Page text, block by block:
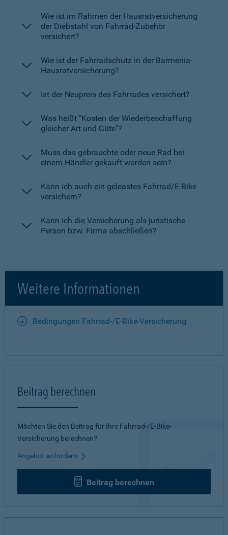
Wie ist im Rahmen der Hausratversicherung
der Diebstahl von Fahrrad-Zubehör
versichert?
Wie ist der Fahrradschutz in der Barmenia-
Hausratversicherung?
Ist der Neupreis des Fahrrades versichert?
Was heißt "Kosten der Wiederbeschaffung
gleicher Art und Güte"?
Muss das gebrauchte oder neue Rad bei
einem Händler gekauft worden sein?
Kann ich auch ein geleastes Fahrrad/E-Bike
versichern?
Kann ich die Versicherung als juristische
Person bzw. Firma abschließen?
Weitere Informationen
Bedingungen Fahrrad-/E-Bike-Versicherung
Beitrag berechnen
Möchten Sie den Beitrag für Ihre Fahrrad-/E-Bike-
Versicherung berechnen?
Angebot anfordern
Beitrag berechnen